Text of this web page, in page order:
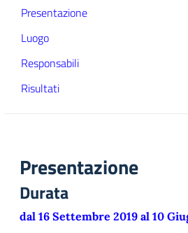
Presentazione
Luogo
Responsabili
Risultati
Presentazione
Durata
dal 16 Settembre 2019 al 10